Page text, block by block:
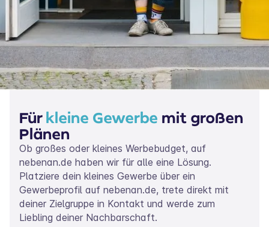
Für kleine Gewerbe mit großen
Plänen
Ob großes oder kleines Werbebudget, auf
nebenan.de haben wir für alle eine Lösung.
Platziere dein kleines Gewerbe über ein
Gewerbeprofil auf nebenan.de, trete direkt mit
deiner Zielgruppe in Kontakt und werde zum
Liebling deiner Nachbarschaft.